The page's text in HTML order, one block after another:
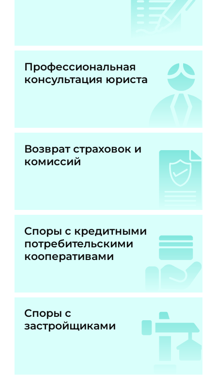
Профессиональная
консультация юриста
Возврат страховок и
комиссий
Споры с кредитными
потребительскими
кооперативами
Споры с
застройщиками